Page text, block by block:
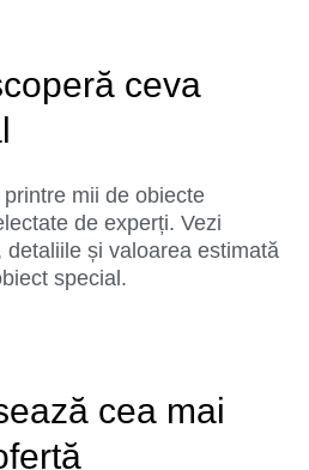
ceva
mii de obiecte
de experți. Vezi
detaliile și valoarea estimată
special.
cea mai